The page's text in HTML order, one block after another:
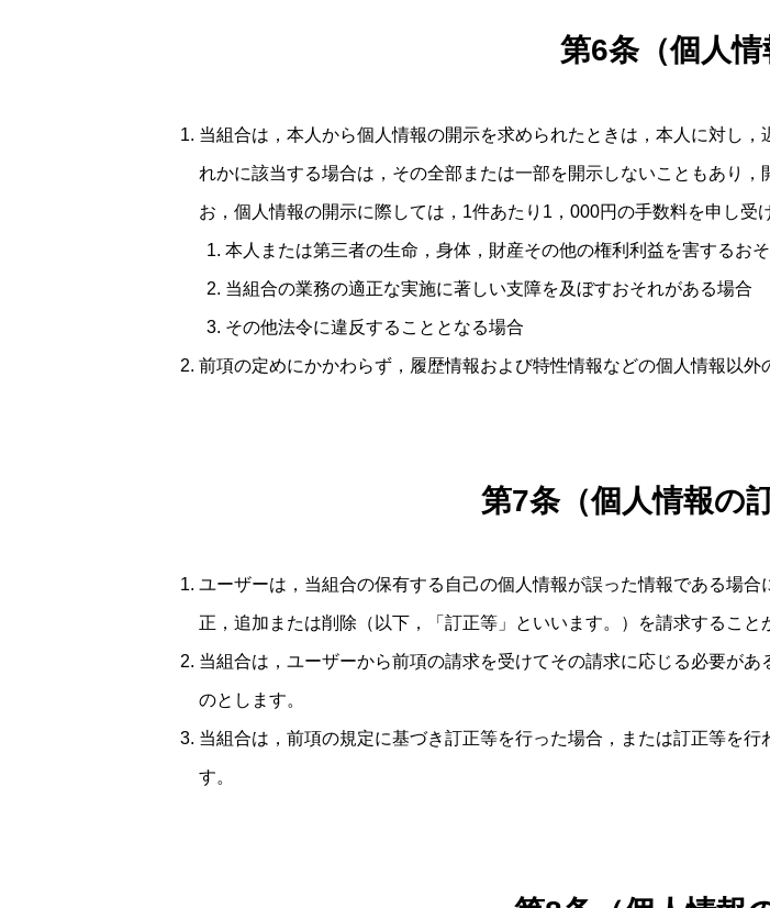
第6条（個人情
当組合は，本人から個人情報の開示を求められたときは，本人に対し
れかに該当する場合は，その全部または一部を開示しないこともあり
お，個人情報の開示に際しては，1件あたり1，000円の手数料を申し受
本人または第三者の生命，身体，財産その他の権利利益を害するお
当組合の業務の適正な実施に著しい支障を及ぼすおそれがある場合
その他法令に違反することとなる場合
前項の定めにかかわらず，履歴情報および特性情報などの個人情報以外
第7条（個人情報の
ユーザーは，当組合の保有する自己の個人情報が誤った情報である場
正，追加または削除（以下，「訂正等」といいます。）を請求すること
当組合は，ユーザーから前項の請求を受けてその請求に応じる必要が
のとします。
当組合は，前項の規定に基づき訂正等を行った場合，または訂正等を
す。